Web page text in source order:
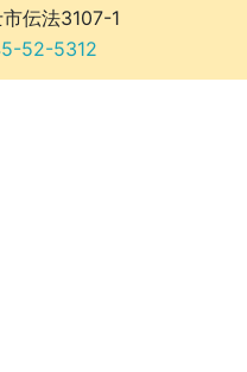
伝法3107-1
52-5312